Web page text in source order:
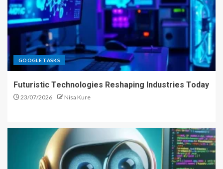
GOOGLE TASKS
Futuristic Technologies Reshaping Industries Today
23/07/2026 Nisa Kure